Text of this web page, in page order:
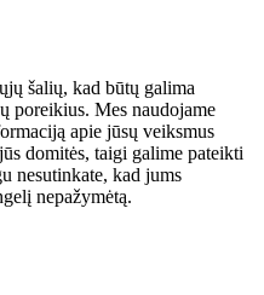
šalių, kad būtų galima
poreikius. Mes naudojame
apie jūsų veiksmus
domitės, taigi galime pateikti
nesutinkate, kad jums
nepažymėtą.